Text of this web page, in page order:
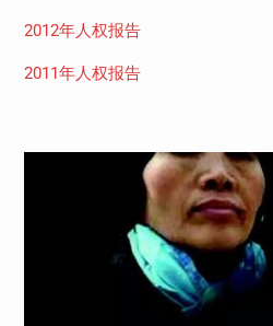
2012年人权报告
2011年人权报告